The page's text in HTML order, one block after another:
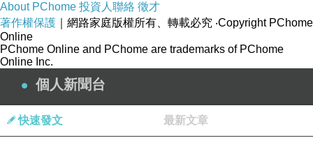
此地相似時，真是令我大感意外，難怪都說日韓文化源自中國。
對於張生勇於表達對孔吉的愛意與捍衛他的感情，深深地感到感動與佩
服；反觀現在，卻有很多人跳不過情關，也不懂愛情是什麼？得不到
的，不是毀了對方，就是毀了自己。
以跳進來生，再續情緣。
About PChome 投資人聯絡 徵才
著作權保護 ｜網路家庭版權所有、轉載必究 ‧Copyright PChome
Online
PChome Online and PChome are trademarks of PChome
Online Inc.
個人新聞台
快速發文 最新文章